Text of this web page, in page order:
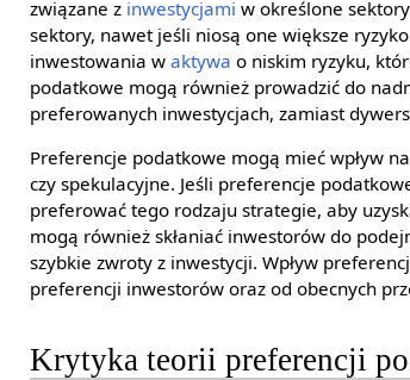
związane z inwestycjami w określone
sektory, nawet jeśli niosą one większe
inwestowania waktywa o niskim ryzyku,
podatkowe mogą również prowadzić do
preferowanych inwestycjach, zamiast
Preferencje podatkowe mogą mieć wpływ
czy spekulacyjne. Jeśli preferencje
preferować tego rodzaju strategie, aby
mogą również skłaniać inwestorów do
szybkie zwroty z inwestycji. Wpływ
preferencji inwestorów oraz od obecnych
Krytyka teorii preferencji